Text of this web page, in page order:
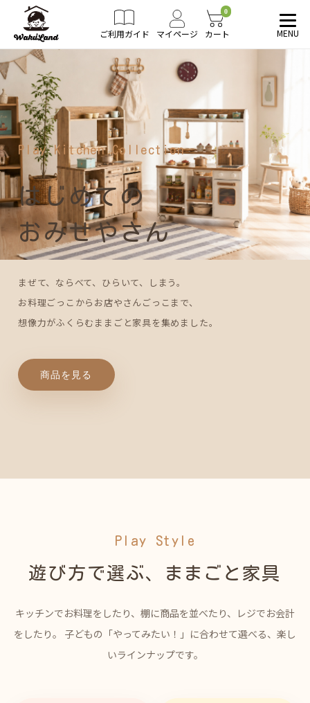
ご利用ガイド マイページ
0
カート MENU
Play Kitchen Collection
はじめての
おみせやさん
まぜて、ならべて、ひらいて、しまう。
お料理ごっこからお店やさんごっこまで、
想像力がふくらむままごと家具を集めました。
商品を見る
Play Style
遊び方で選ぶ、ままごと家具
キッチンでお料理をしたり、棚に商品を並べたり、レジでお会計
をしたり。 子どもの「やってみたい！」に合わせて選べる、楽し
いラインナップです。